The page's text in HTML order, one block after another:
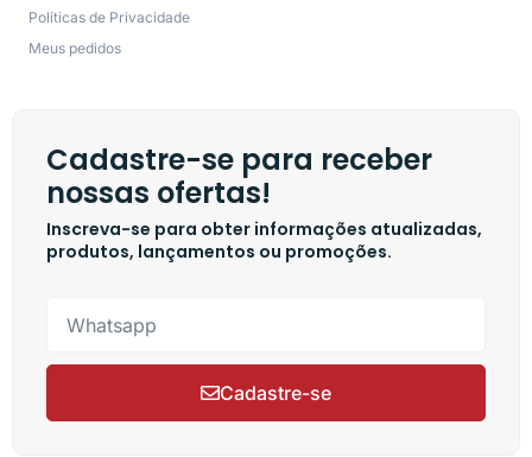
Políticas de Privacidade
Meus pedidos
Cadastre-se para receber
nossas ofertas!
Inscreva-se para obter informações atualizadas,
produtos, lançamentos ou promoções.
Cadastre-se